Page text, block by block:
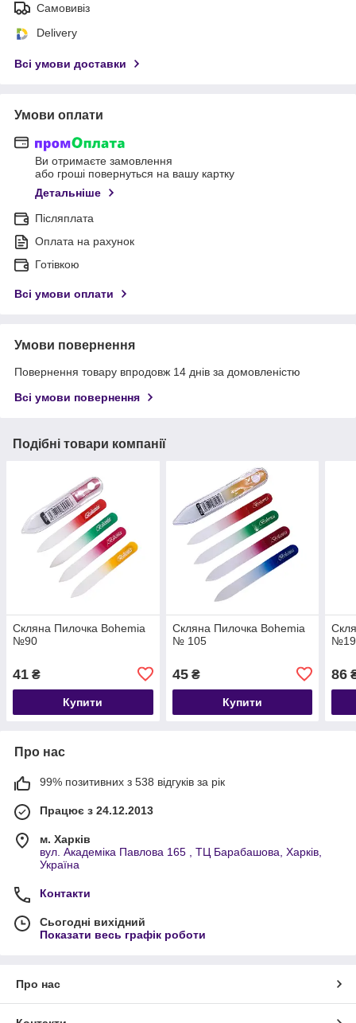
Самовивіз
Delivery
Всі умови доставки
Умови оплати
Ви отримаєте замовлення
або гроші повернуться на вашу картку
Детальніше
Післяплата
Оплата на рахунок
Готівкою
Всі умови оплати
Умови повернення
Повернення товару впродовж 14 днів за домовленістю
Всі умови повернення
Подібні товари компанії
Скляна Пилочка Bohemia
№90
41 ₴
Купити
Скляна Пилочка Bohemia
№ 105
45₴
Купити
86
Про нас
99% позитивних з 538 відгуків за рік
Працює з 24.12.2013
м. Харків
вул. Академіка Павлова 165 , ТЦ Барабашова, Харків,
Україна
Контакти
Сьогодні вихідний
Показати весь графік роботи
Про нас